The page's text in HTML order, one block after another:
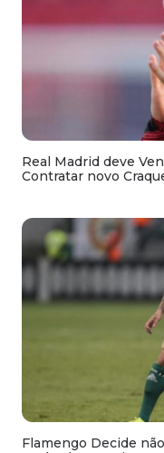
Real Madrid deve
Contratar novo
Flamengo Decide